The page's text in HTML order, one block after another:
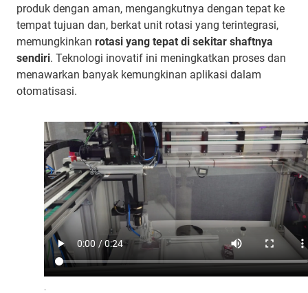
.
produk dengan aman, mengangkutnya dengan tepat ke
tempat tujuan dan, berkat unit rotasi yang terintegrasi,
memungkinkan rotasi yang tepat di sekitar shaftnya
sendiri. Teknologi inovatif ini meningkatkan proses dan
menawarkan banyak kemungkinan aplikasi dalam
otomatisasi.